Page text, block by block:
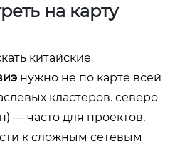
на карту
китайские
нужно не по карте всей
кластеров. северо-
— часто для проектов,
к сложным сетевым